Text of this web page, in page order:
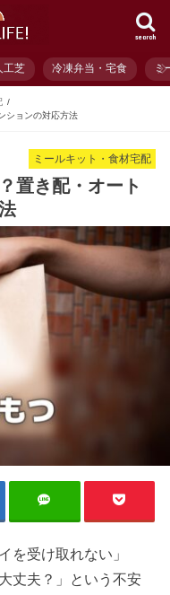
search
工芝 冷凍弁当・宅食 ミ
ションの対応方法
ミールキット・食材宅配
置き配・オート
を受け取れない」
丈夫？」という不安